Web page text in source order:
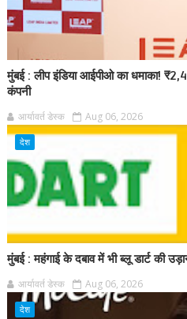
मुंबई : लीप इंडिया आईपीओ का धमाका!
कंपनी
आर्यावर्त डेस्क Aug 06, 2026
देश
मुंबई : महंगाई के दबाव में भी ब्लू डार्ट की
आर्यावर्त डेस्क Aug 06, 2026
देश